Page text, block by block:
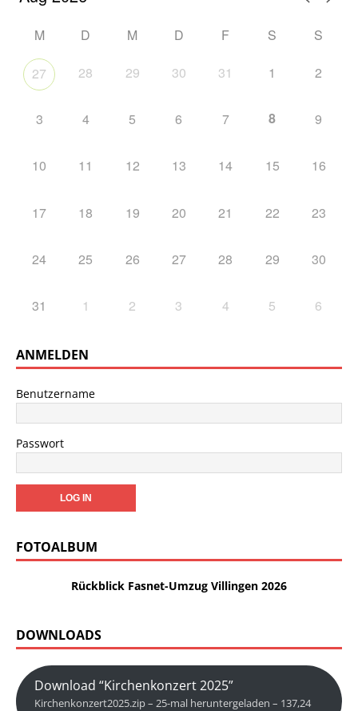
M D M D F S S
27 28 29 30 31 1 2
3 4 5 6 7 8 9
10 11 12 13 14 15 16
17 18 19 20 21 22 23
24 25 26 27 28 29 30
31 1 2 3 4 5 6
ANMELDEN
Benutzername
Passwort
FOTOALBUM
Rückblick Fasnet-Umzug Villingen 2026
DOWNLOADS
Download “Kirchenkonzert 2025”
Kirchenkonzert2025.zip – 25-mal heruntergeladen – 137,24